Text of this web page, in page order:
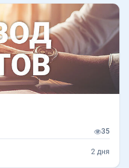
35
2 дня